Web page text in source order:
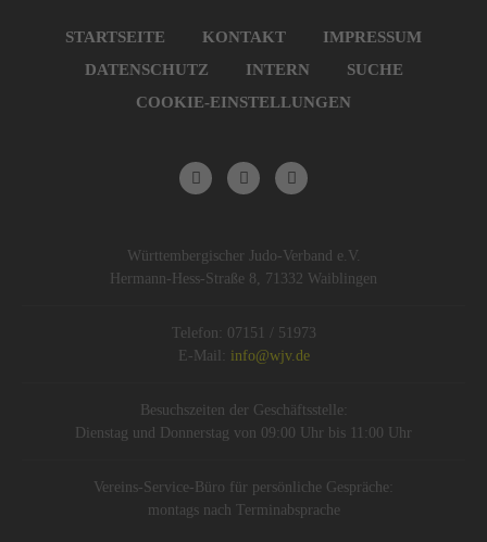
überspringenSTARTSEITE KONTAKT
IMPRESSUM
DATENSCHUTZ
INTERN
SUCHE
COOKIE-EINSTELLUNGEN
Württembergischer Judo-Verband e.V.
Hermann-Hess-Straße 8, 71332 Waiblingen
Telefon: 07151 / 51973
E-Mail: info@wjv.de
Besuchszeiten der Geschäftsstelle:
Dienstag und Donnerstag von 09:00 Uhr bis 11:00 Uhr
Vereins-Service-Büro für persönliche Gespräche:
montags nach Terminabsprache